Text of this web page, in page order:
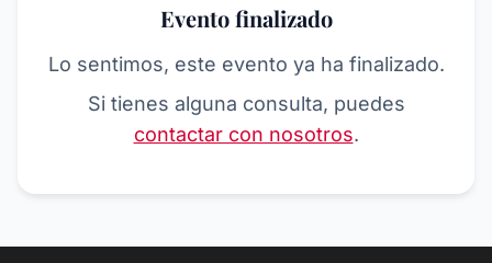
Evento finalizado
Lo sentimos, este evento ya ha finalizado.
Si tienes alguna consulta, puedes
contactar con nosotros.